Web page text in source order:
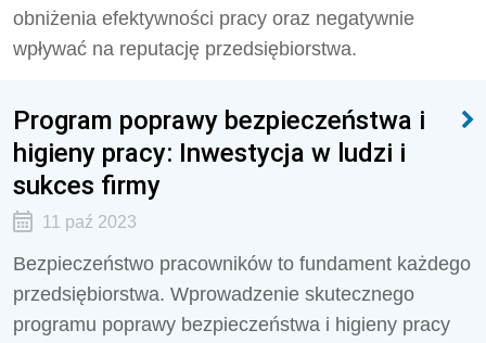
obniżenia efektywności pracy oraz negatywnie
wpływać na reputację przedsiębiorstwa.
Program poprawy bezpieczeństwa i
higieny pracy: Inwestycja w ludzi i
sukces firmy
11 paź 2023
Bezpieczeństwo pracowników to fundament każdego
przedsiębiorstwa. Wprowadzenie skutecznego
programu poprawy bezpieczeństwa i higieny pracy